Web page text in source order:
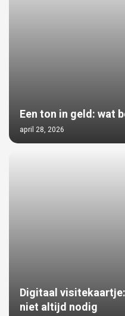
Een ton in geld: wat
april 28, 2026
Digitaal
niet altijd nodig